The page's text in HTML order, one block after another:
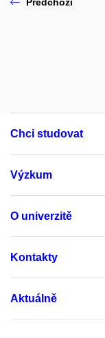
Chci studovat
Výzkum
O univerzitě
Kontakty
Aktuálně